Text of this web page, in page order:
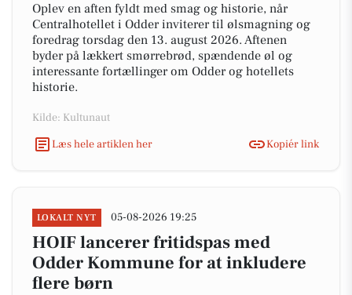
Oplev en aften fyldt med smag og historie, når
Centralhotellet i Odder inviterer til ølsmagning og
foredrag torsdag den 13. august 2026. Aftenen
byder på lækkert smørrebrød, spændende øl og
interessante fortællinger om Odder og hotellets
historie.
Kilde: Kultunaut
Læs hele artiklen her
Kopiér link
LOKALT NYT 05-08-2026 19:25
HOIF lancerer fritidspas med
Odder Kommune for at inkludere
flere børn